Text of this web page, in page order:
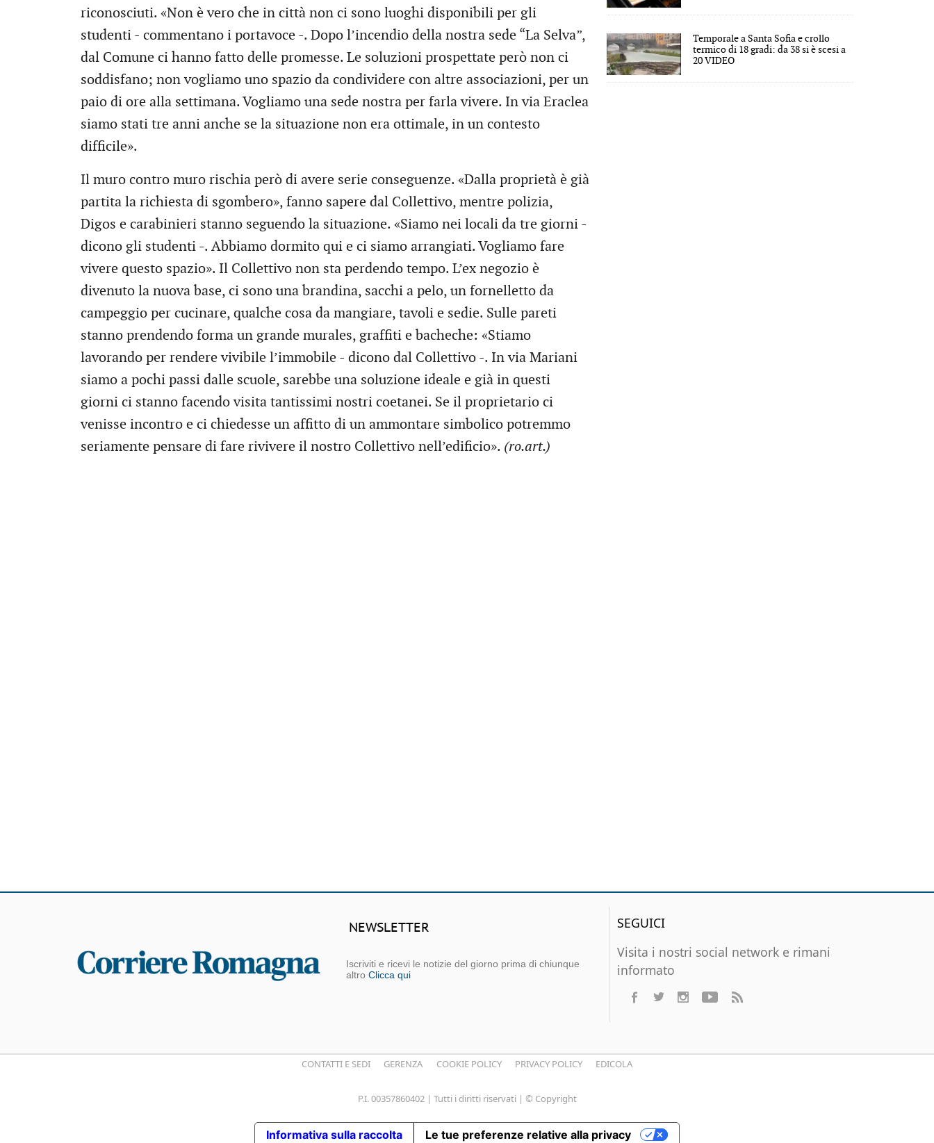
riconosciuti. «Non è vero che in città non ci sono luoghi disponibili per gli
studenti - commentano i portavoce -. Dopo l’incendio della nostra sede “La Selva”,
dal Comune ci hanno fatto delle promesse. Le soluzioni prospettate però non ci
soddisfano; non vogliamo uno spazio da condividere con altre associazioni, per un
paio di ore alla settimana. Vogliamo una sede nostra per farla vivere. In via Eraclea
siamo stati tre anni anche se la situazione non era ottimale, in un contesto
difficile».
Il muro contro muro rischia però di avere serie conseguenze. «Dalla proprietà è già
partita la richiesta di sgombero», fanno sapere dal Collettivo, mentre polizia,
Digos e carabinieri stanno seguendo la situazione. «Siamo nei locali da tre giorni -
dicono gli studenti -. Abbiamo dormito qui e ci siamo arrangiati. Vogliamo fare
vivere questo spazio». Il Collettivo non sta perdendo tempo. L’ex negozio è
divenuto la nuova base, ci sono una brandina, sacchi a pelo, un fornelletto da
campeggio per cucinare, qualche cosa da mangiare, tavoli e sedie. Sulle pareti
stanno prendendo forma un grande murales, graffiti e bacheche: «Stiamo
lavorando per rendere vivibile l’immobile - dicono dal Collettivo -. In via Mariani
siamo a pochi passi dalle scuole, sarebbe una soluzione ideale e già in questi
giorni ci stanno facendo visita tantissimi nostri coetanei. Se il proprietario ci
venisse incontro e ci chiedesse un affitto di un ammontare simbolico potremmo
seriamente pensare di fare rivivere il nostro Collettivo nell’edificio». (ro.art.)
Temporale a Santa Sofia e crollo
termico di 18 gradi: da 38 si è scesi a
20 VIDEO
NEWSLETTER
Iscriviti e ricevi le notizie del giorno prima di chiunque
altro Clicca qui
SEGUICI
Visita i nostri social network e rimani
informato
CONTATTI E SEDI GERENZA COOKIE POLICY PRIVACY POLICY EDICOLA
P.I. 00357860402 | Tutti i diritti riservati | © Copyright
Informativa sulla raccolta Le tue preferenze relative alla privacy